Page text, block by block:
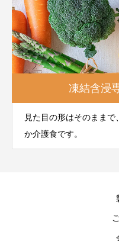
凍結含浸
見た目の形はそのまま
か介護食です。